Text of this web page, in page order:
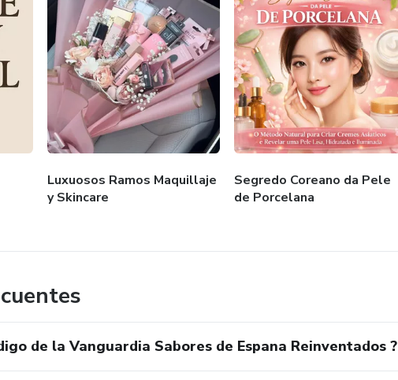
Luxuosos Ramos Maquillaje
y Skincare
Segredo Coreano da Pele
de Porcelana
de la Vanguardia Sabores de Espana Reinventados ?